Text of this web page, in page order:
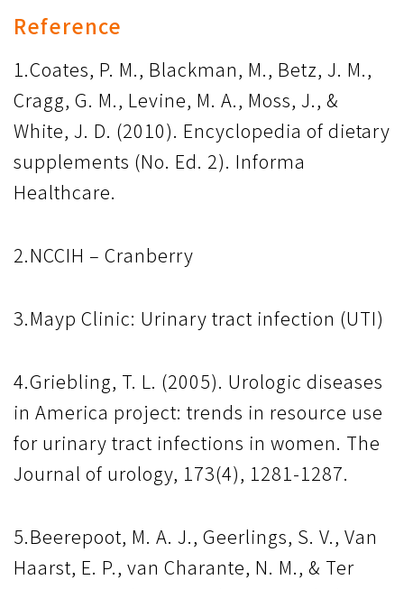
Reference
1.Coates, P. M., Blackman, M., Betz, J. M.,
Cragg, G. M., Levine, M. A., Moss, J., &
White, J. D. (2010). Encyclopedia of dietary
supplements (No. Ed. 2). Informa
Healthcare.
2.NCCIH – Cranberry
3.Mayp Clinic: Urinary tract infection (UTI)
4.Griebling, T. L. (2005). Urologic diseases
in America project: trends in resource use
for urinary tract infections in women. The
Journal of urology, 173(4), 1281-1287.
5.Beerepoot, M. A. J., Geerlings, S. V., Van
Haarst, E. P., van Charante, N. M., & Ter